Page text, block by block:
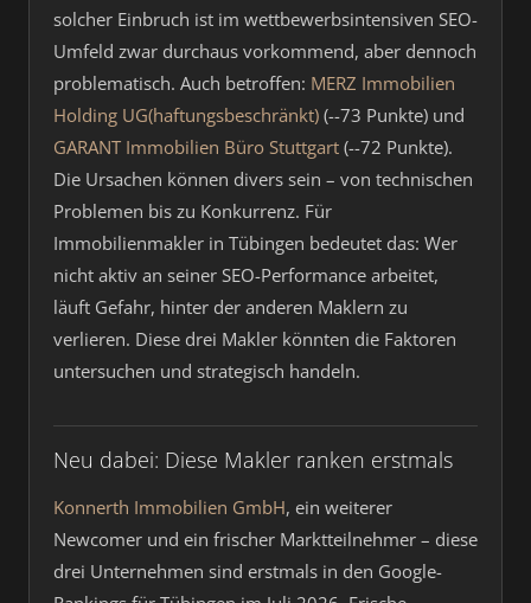
solcher Einbruch ist im wettbewerbsintensiven SEO-
Umfeld zwar durchaus vorkommend, aber dennoch
problematisch. Auch betroffen: MERZ Immobilien
Holding UG(haftungsbeschränkt) (--73 Punkte) und
GARANT Immobilien Büro Stuttgart (--72 Punkte).
Die Ursachen können divers sein – von technischen
Problemen bis zu Konkurrenz. Für
Immobilienmakler in Tübingen bedeutet das: Wer
nicht aktiv an seiner SEO-Performance arbeitet,
läuft Gefahr, hinter der anderen Maklern zu
verlieren. Diese drei Makler könnten die Faktoren
untersuchen und strategisch handeln.
Neu dabei: Diese Makler ranken erstmals
Konnerth Immobilien GmbH, ein weiterer
Newcomer und ein frischer Marktteilnehmer – diese
drei Unternehmen sind erstmals in den Google-